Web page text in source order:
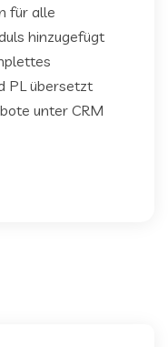
für alle
hinzugefügt
PL übersetzt
unter CRM